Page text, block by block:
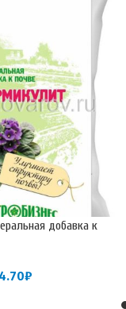
добавка к
₽